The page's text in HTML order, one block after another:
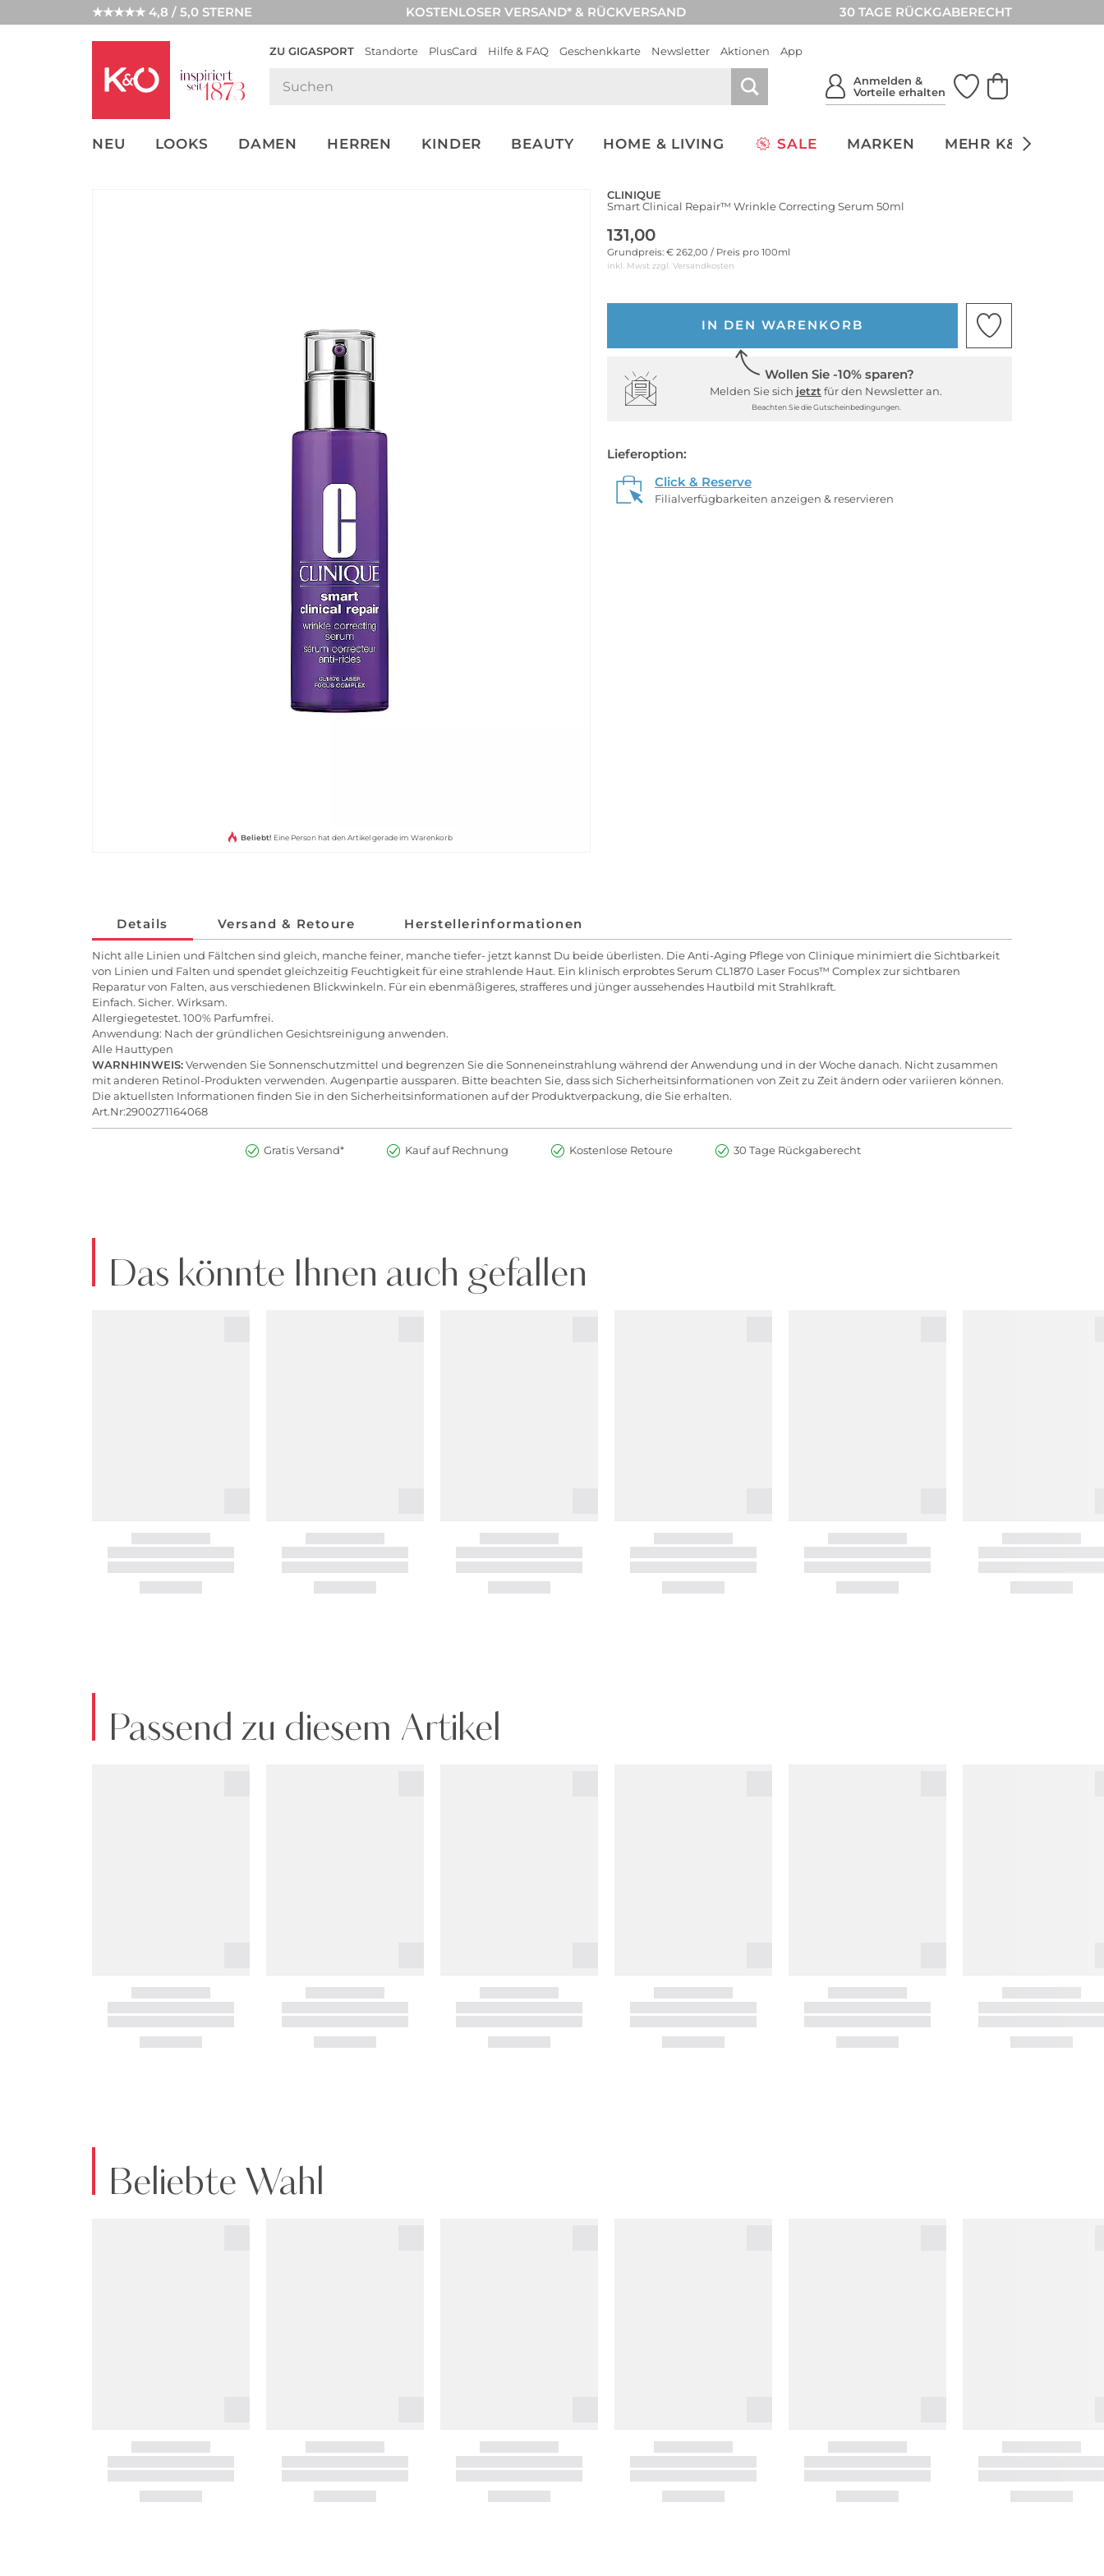
★★★★★ 4,8 / 5,0 STERNE KOSTENLOSER VERSAND* & RÜCKVERSAND 30 TAGE RÜCKGABERECHT
ZU GIGASPORT Standorte PlusCard Hilfe & FAQ Geschenkkarte Newsletter Aktionen App
Anmelden &
Vorteile erhalten
NEU LOOKS DAMEN HERREN KINDER BEAUTY HOME & LIVING SALE MARKEN MEHR K&Ö
UNSERE APP
CLICK &
Beliebt! Eine Person hat den Artikel gerade im Warenkorb
CLINIQUE
Smart Clinical Repair™ Wrinkle Correcting Serum 50ml
131,00
Grundpreis: € 262,00 / Preis pro 100ml
inkl. Mwst zzgl. Versandkosten
IN DEN WARENKORB
Wollen Sie -10% sparen?
Melden Sie sich jetzt für den Newsletter an.
Beachten Sie die Gutscheinbedingungen.
Lieferoption:
Click & Reserve
Filialverfügbarkeiten anzeigen & reservieren
Details Versand & Retoure Herstellerinformationen
Nicht alle Linien und Fältchen sind gleich, manche feiner, manche tiefer- jetzt kannst Du beide überlisten. Die Anti-Aging Pflege von Clinique minimiert die Sichtbarkeit
von Linien und Falten und spendet gleichzeitig Feuchtigkeit für eine strahlende Haut. Ein klinisch erprobtes Serum CL1870 Laser Focus™ Complex zur sichtbaren
Reparatur von Falten, aus verschiedenen Blickwinkeln. Für ein ebenmäßigeres, strafferes und jünger aussehendes Hautbild mit Strahlkraft.
Einfach. Sicher. Wirksam.
Allergiegetestet. 100% Parfumfrei.
Anwendung: Nach der gründlichen Gesichtsreinigung anwenden.
Alle Hauttypen
WARNHINWEIS:Verwenden Sie Sonnenschutzmittel und begrenzen Sie die Sonneneinstrahlung während der Anwendung und in der Woche danach. Nicht zusammen
mit anderen Retinol-Produkten verwenden. Augenpartie aussparen. Bitte beachten Sie, dass sich Sicherheitsinformationen von Zeit zu Zeit ändern oder variieren können.
Die aktuellsten Informationen finden Sie in den Sicherheitsinformationen auf der Produktverpackung, die Sie erhalten.
Art.Nr:2900271164068
Gratis Versand* Kauf auf Rechnung Kostenlose Retoure 30 Tage Rückgaberecht
Das könnte Ihnen auch gefallen
Passend zu diesem Artikel
Beliebte Wahl